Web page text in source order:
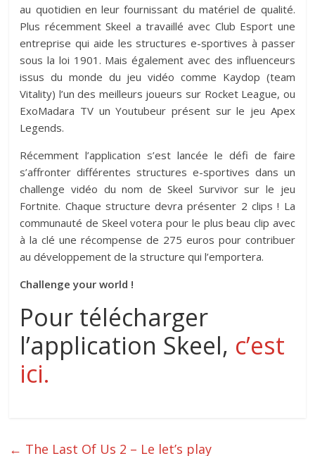
au quotidien en leur fournissant du matériel de qualité.
Plus récemment Skeel a travaillé avec Club Esport une
entreprise qui aide les structures e-sportives à passer
sous la loi 1901. Mais également avec des influenceurs
issus du monde du jeu vidéo comme Kaydop (team
Vitality) l’un des meilleurs joueurs sur Rocket League, ou
ExoMadara TV un Youtubeur présent sur le jeu Apex
Legends.
Récemment l’application s’est lancée le défi de faire
s’affronter différentes structures e-sportives dans un
challenge vidéo du nom de Skeel Survivor sur le jeu
Fortnite. Chaque structure devra présenter 2 clips ! La
communauté de Skeel votera pour le plus beau clip avec
à la clé une récompense de 275 euros pour contribuer
au développement de la structure qui l’emportera.
Challenge your world !
Pour télécharger
l’application Skeel, c’est
ici.
← The Last Of Us 2 – Le let’s play